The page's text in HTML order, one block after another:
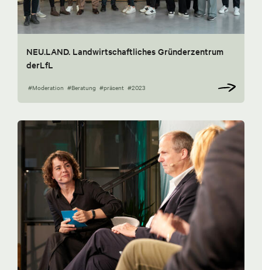
NEU.LAND. Landwirtschaftliches Gründerzentrum
derLfL
#Moderation #Beratung #präsent #2023